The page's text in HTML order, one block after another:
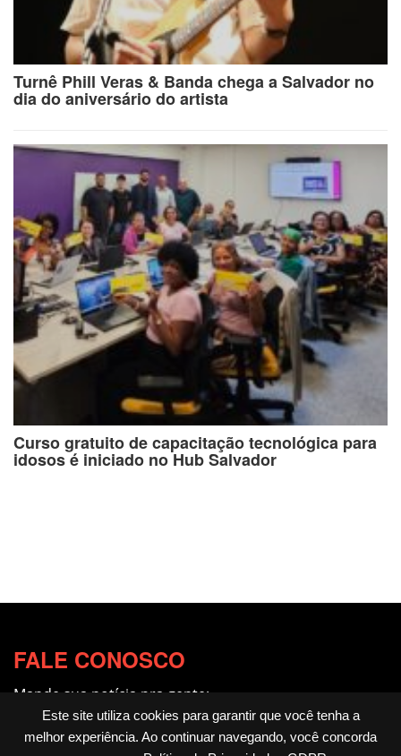
Este site utiliza cookies para garantir que você tenha a
melhor experiência. Ao continuar navegando, você concorda
Turnê Phill Veras & Banda chega a Salvador no
dia do aniversário do artista
Curso gratuito de capacitação tecnológica para
idosos é iniciado no Hub Salvador
FALE CONOSCO
Mande sua notícia pra gente:
redacao@fotocitando.com.br
Políticas de Privacidade